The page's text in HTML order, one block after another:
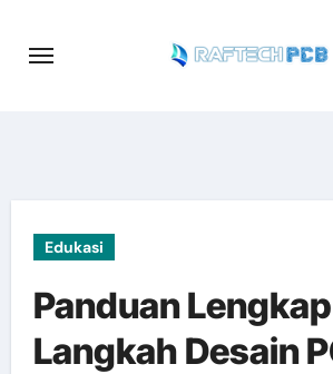
Edukasi
Panduan Lengkap
Langkah Desain